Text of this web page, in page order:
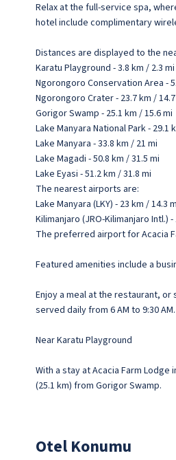
Relax at the full-service spa,
hotel include complimentary
Distances are displayed to the
Karatu Playground - 3.8 km / 2.3 mi
Ngorongoro Conservation Area -
Ngorongoro Crater - 23.7 km /
Gorigor Swamp - 25.1 km / 15.6 mi
Lake Manyara National Park - 29.1
Lake Manyara - 33.8 km / 21 mi
Lake Magadi - 50.8 km / 31.5 mi
Lake Eyasi - 51.2 km / 31.8 mi
The nearest airports are:
Lake Manyara (LKY) - 23 km / 14.3
Kilimanjaro (JRO-Kilimanjaro Intl.) -
The preferred airport for Acacia
Featured amenities include a
Enjoy a meal at the restaurant,
served daily from 6 AM to 9:30 AM.
Near Karatu Playground
With a stay at Acacia Farm
(25.1 km) from Gorigor Swamp.
Otel Konumu